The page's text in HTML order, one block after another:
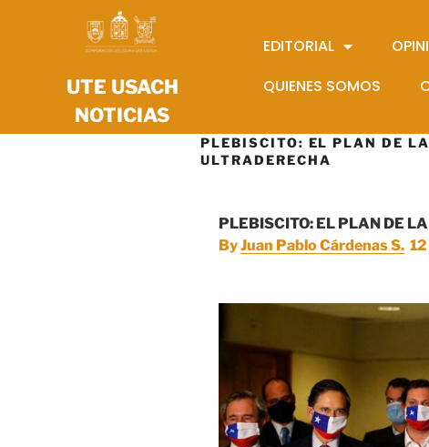
UTE USACH
NOTICIAS
EDITORIAL
QUIENES SOMOS
PLEBISCITO: EL PLAN DE LA
ULTRADERECHA
PLEBISCITO: EL PLAN DE
ByJuan Pablo Cárdenas S.